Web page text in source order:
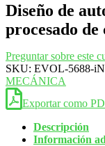
Diseño de
procesado de
Preguntar sobre este
SKU: EVOL-5688-
MECÁNICA
Exportar como
Descripción
Información